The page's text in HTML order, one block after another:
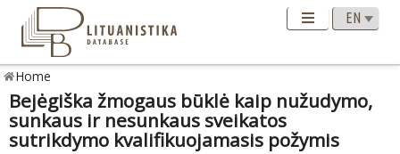
Home
Bejėgiška žmogaus būklė kaip nužudymo,
sunkaus ir nesunkaus sveikatos
sutrikdymo kvalifikuojamasis požymis